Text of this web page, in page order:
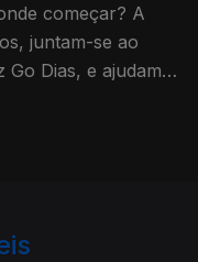
começar? A
juntam-se ao
Go Dias, e ajudam-